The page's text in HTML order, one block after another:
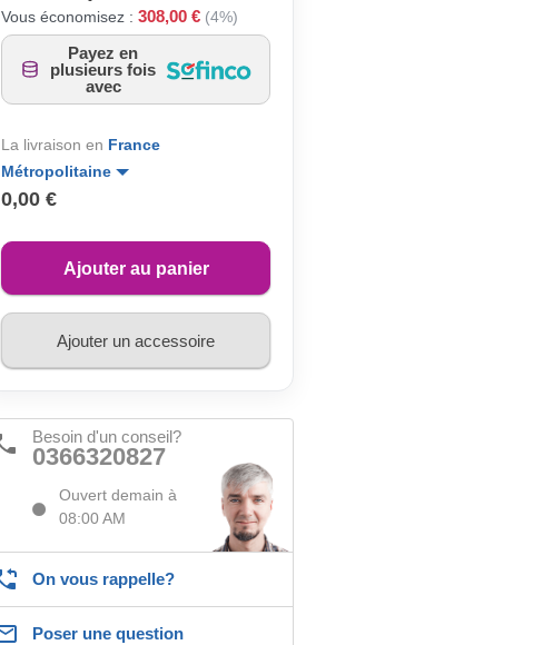
Vous économisez : 308,00 € (4%)
Payez en
plusieurs fois
avec
La livraison en France
Métropolitaine
0,00 €
Ajouter au panier
Ajouter un accessoire
Besoin d'un conseil?
0366320827
Ouvert demain à
08:00 AM
On vous rappelle?
Poser une question